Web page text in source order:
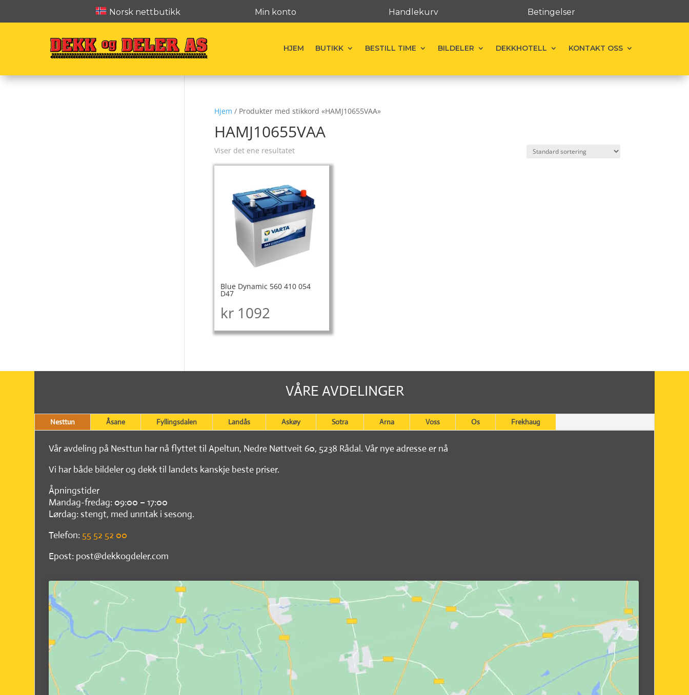
Norsk nettbutikk Min konto Handlekurv Betingelser
HJEM BUTIKK BESTILL TIME BILDELER DEKKHOTELL KONTAKT OSS
Hjem / Produkter med stikkord «HAMJ10655VAA»
HAMJ10655VAA
Viser det ene resultatet
Blue Dynamic 560 410 054
D47
kr1092
VÅRE AVDELINGER
Nesttun Åsane Fyllingsdalen Landås Askøy Sotra Arna Voss Os Frekhaug
Vår avdeling på Nesttun har nå flyttet til Apeltun, Nedre Nøttveit 60, 5238 Rådal. Vår nye adresse er nå
Vi har både bildeler og dekk til landets kanskje beste priser.
Åpningstider
Mandag-fredag: 09:00 – 17:00
Lørdag: stengt, med unntak i sesong.
Telefon: 55 52 52 00
Epost: post@dekkogdeler.com